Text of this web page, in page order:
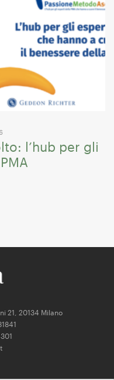
l’hub per gli
21, 20134 Milano